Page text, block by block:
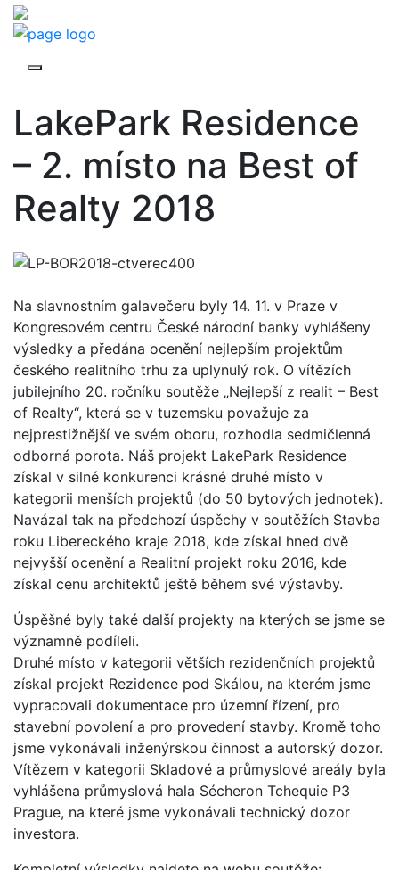
LakePark Residence
– 2. místo na Best of
Realty 2018
Na slavnostním galavečeru byly 14. 11. v Praze v
Kongresovém centru České národní banky vyhlášeny
výsledky a předána ocenění nejlepším projektům
českého realitního trhu za uplynulý rok. O vítězích
jubilejního 20. ročníku soutěže „Nejlepší z realit – Best
of Realty“, která se v tuzemsku považuje za
nejprestižnější ve svém oboru, rozhodla sedmičlenná
odborná porota. Náš projekt LakePark Residence
získal v silné konkurenci krásné druhé místo v
kategorii menších projektů (do 50 bytových jednotek).
Navázal tak na předchozí úspěchy v soutěžích Stavba
roku Libereckého kraje 2018, kde získal hned dvě
nejvyšší ocenění a Realitní projekt roku 2016, kde
získal cenu architektů ještě během své výstavby.
Úspěšné byly také další projekty na kterých se jsme se
významně podíleli.
Druhé místo v kategorii větších rezidenčních projektů
získal projekt Rezidence pod Skálou, na kterém jsme
vypracovali dokumentace pro územní řízení, pro
stavební povolení a pro provedení stavby. Kromě toho
jsme vykonávali inženýrskou činnost a autorský dozor.
Vítězem v kategorii Skladové a průmyslové areály byla
vyhlášena průmyslová hala Sécheron Tchequie P3
Prague, na které jsme vykonávali technický dozor
investora.